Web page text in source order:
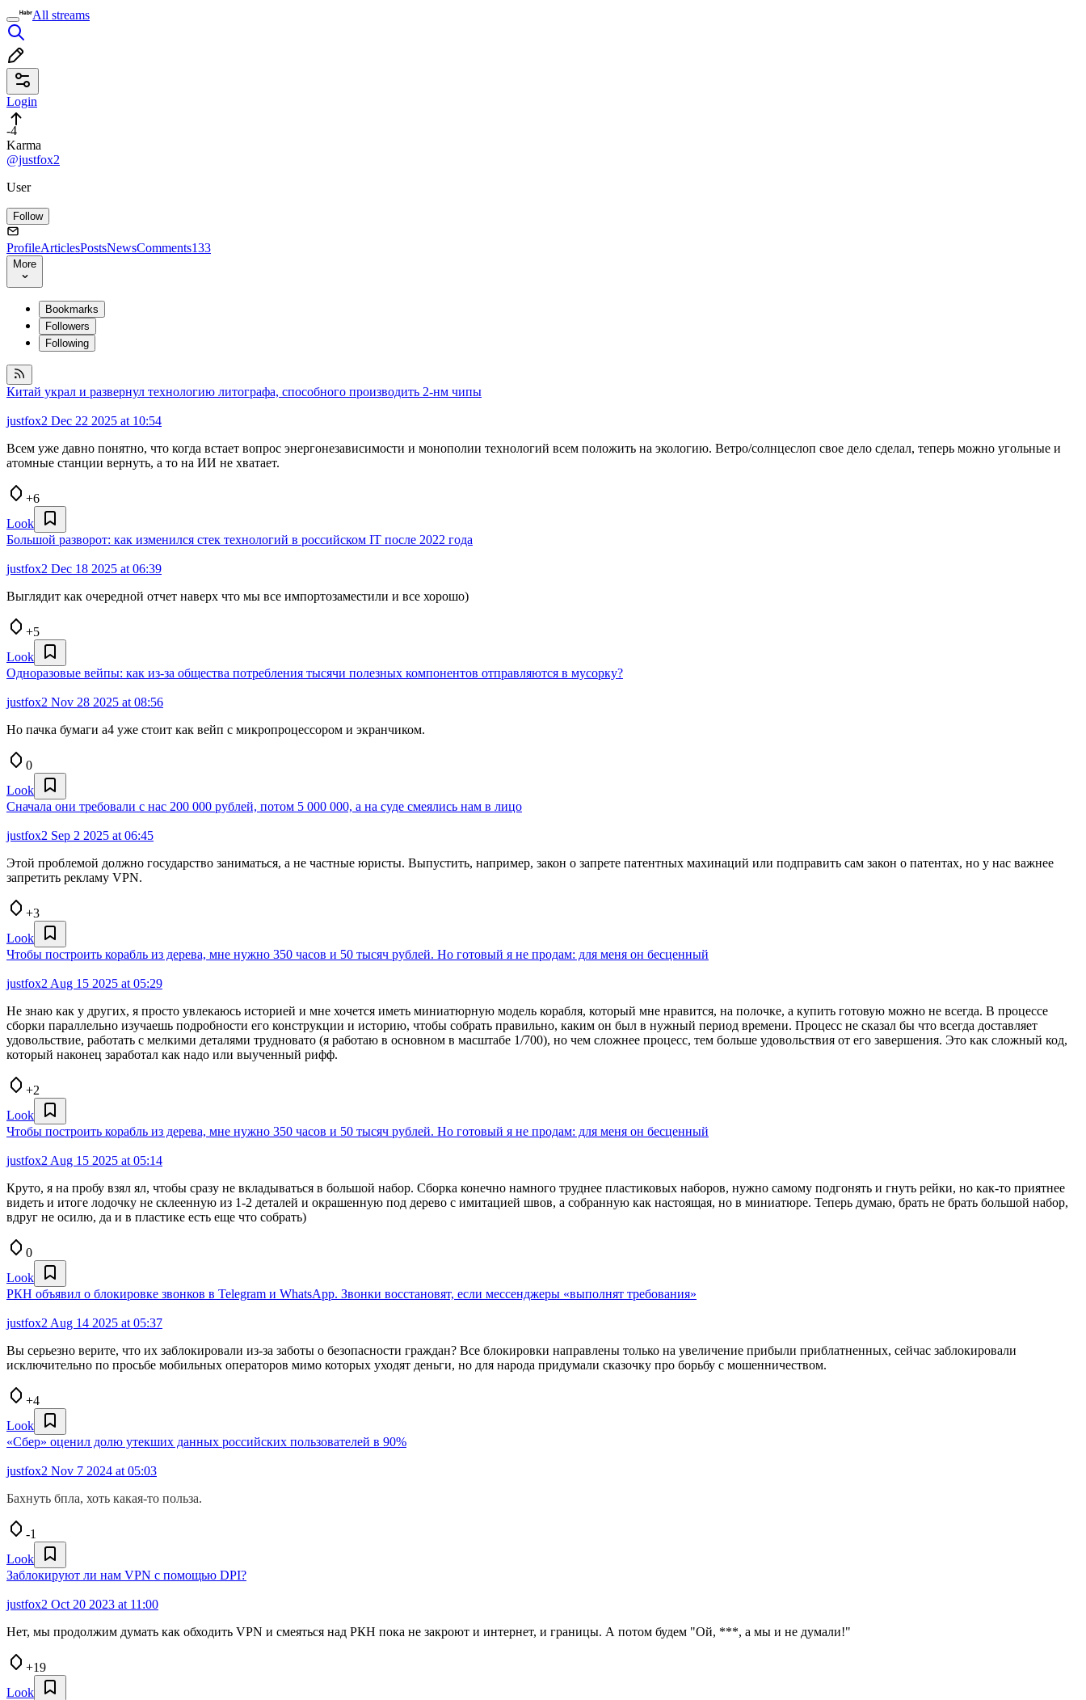
All streams
Login
-4
Karma
@justfox2
User
Follow
ProfileArticlesPostsNewsComments133
More
Bookmarks
Followers
Following
Китай украл и развернул технологию литографа, способного производить 2-нм чипы
justfox2 Dec 22 2025 at 10:54
Всем уже давно понятно, что когда встает вопрос энергонезависимости и монополии технологий всем положить на экологию. Ветро/солнцеслоп свое дело сделал, теперь можно угольные и
атомные станции вернуть, а то на ИИ не хватает.
+6
Look
Большой разворот: как изменился стек технологий в российском IT после 2022 года
justfox2 Dec 18 2025 at 06:39
Выглядит как очередной отчет наверх что мы все импортозаместили и все хорошо)
+5
Look
Одноразовые вейпы: как из-за общества потребления тысячи полезных компонентов отправляются в мусорку?
justfox2 Nov 28 2025 at 08:56
Но пачка бумаги а4 уже стоит как вейп с микропроцессором и экранчиком.
0
Look
Сначала они требовали с нас 200 000 рублей, потом 5 000 000, а на суде смеялись нам в лицо
justfox2 Sep 2 2025 at 06:45
Этой проблемой должно государство заниматься, а не частные юристы. Выпустить, например, закон о запрете патентных махинаций или подправить сам закон о патентах, но у нас важнее
запретить рекламу VPN.
+3
Look
Чтобы построить корабль из дерева, мне нужно 350 часов и 50 тысяч рублей. Но готовый я не продам: для меня он бесценный
justfox2 Aug 15 2025 at 05:29
Не знаю как у других, я просто увлекаюсь историей и мне хочется иметь миниатюрную модель корабля, который мне нравится, на полочке, а купить готовую можно не всегда. В процессе
сборки параллельно изучаешь подробности его конструкции и историю, чтобы собрать правильно, каким он был в нужный период времени. Процесс не сказал бы что всегда доставляет
удовольствие, работать с мелкими деталями трудновато (я работаю в основном в масштабе 1/700), но чем сложнее процесс, тем больше удовольствия от его завершения. Это как сложный код,
который наконец заработал как надо или выученный рифф.
+2
Look
Чтобы построить корабль из дерева, мне нужно 350 часов и 50 тысяч рублей. Но готовый я не продам: для меня он бесценный
justfox2 Aug 15 2025 at 05:14
Круто, я на пробу взял ял, чтобы сразу не вкладываться в большой набор. Сборка конечно намного труднее пластиковых наборов, нужно самому подгонять и гнуть рейки, но как-то приятнее
видеть и итоге лодочку не склеенную из 1-2 деталей и окрашенную под дерево с имитацией швов, а собранную как настоящая, но в миниатюре. Теперь думаю, брать не брать большой набор,
вдруг не осилю, да и в пластике есть еще что собрать)
0
Look
РКН объявил о блокировке звонков в Telegram и WhatsApp. Звонки восстановят, если мессенджеры «выполнят требования»
justfox2 Aug 14 2025 at 05:37
Вы серьезно верите, что их заблокировали из-за заботы о безопасности граждан? Все блокировки направлены только на увеличение прибыли приблатненных, сейчас заблокировали
исключительно по просьбе мобильных операторов мимо которых уходят деньги, но для народа придумали сказочку про борьбу с мошенничеством.
+4
Look
«Сбер» оценил долю утекших данных российских пользователей в 90%
justfox2 Nov 7 2024 at 05:03
Бахнуть бпла, хоть какая-то польза.
-1
Look
Заблокируют ли нам VPN с помощью DPI?
justfox2 Oct 20 2023 at 11:00
Нет, мы продолжим думать как обходить VPN и смеяться над РКН пока не закроют и интернет, и границы. А потом будем "Ой, ***, а мы и не думали!"
+19
Look